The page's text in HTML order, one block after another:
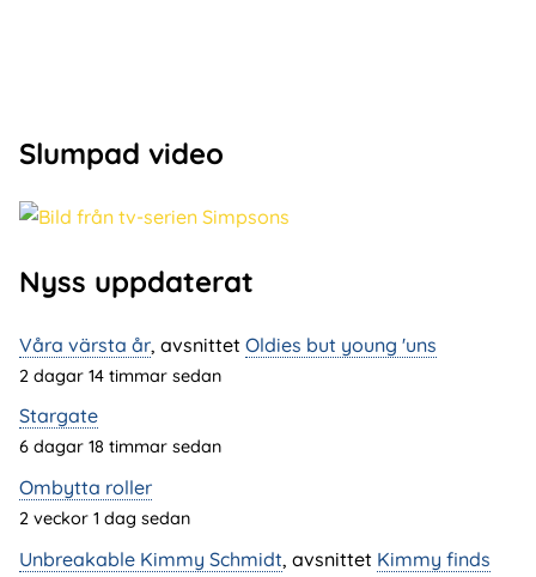
Slumpad video
Nyss uppdaterat
Våra värsta år, avsnittet Oldies but young 'uns
2 dagar 14 timmar sedan
Stargate
6 dagar 18 timmar sedan
Ombytta roller
2 veckor 1 dag sedan
Unbreakable Kimmy Schmidt, avsnittet Kimmy finds